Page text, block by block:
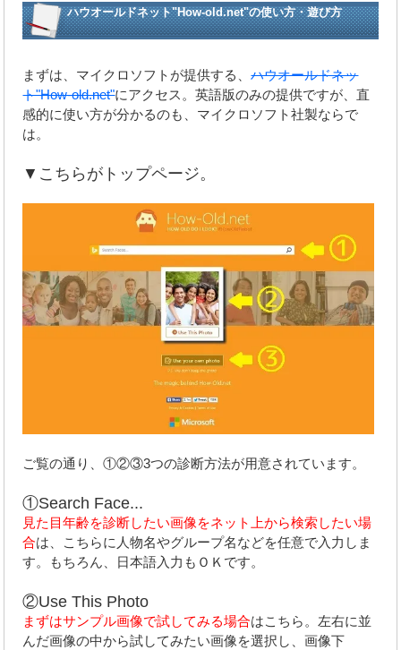
ハウオールドネット"How-old.net"の使い方・遊び方
まずは、マイクロソフトが提供する、ハウオールドネッ
ト"How-old.net"にアクセス。英語版のみの提供ですが、直
感的に使い方が分かるのも、マイクロソフト社製ならで
は。
▼こちらがトップページ。
ご覧の通り、①②③3つの診断方法が用意されています。
①Search Face...
見た目年齢を診断したい画像をネット上から検索したい場
合は、こちらに人物名やグループ名などを任意で入力しま
す。もちろん、日本語入力もＯＫです。
②Use This Photo
まずはサンプル画像で試してみる場合はこちら。左右に並
んだ画像の中から試してみたい画像を選択し、画像下